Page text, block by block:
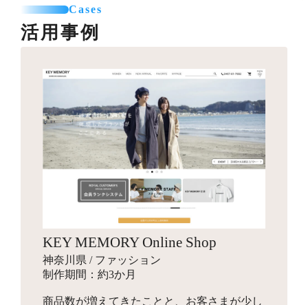
て利用可能なパーツを制作します。
バナー作成
るための画像を制作します。
ロゴ作成
お見積り
会社名やサービス、商品に使用するロゴマークをデザイ
10,000円～
検索エンジン対策ワード入力
Search Consoleの設定
カテゴリー登録
お見積り
他カートサービスからの引っ越しを代行します。
独自ドメイン設定
16,500円～
ご希望のドメインに設定します。
お見積り
新規商品登録、引っ越しでの登録など、ご状況に合わせ
た商品設定代行を行います。
SNSエリア設置
送料一覧表テーブル作成
バナー作成・設置
お見積り
プロのカメラマンが、商品・モデル・イメージ撮影を行
います。動画撮影にも対応可能です。指定のスタジオへ
す。
インフルエンサーギフティング
88,000円～
ショップの商品をインフルエンサーがSNSでPR投稿する
手配を行い、幅広いインプレッションの獲得を目指しま
パッケージデザイン
お見積り
商品のパッケージやロゴ画像、ブランディングデザイン
を行います。
Cases
活用事例
KEY MEMORY Online Shop
神奈川県 / ファッション
制作期間：約3か月
商品数が増えてきたことと、お客さまが少し